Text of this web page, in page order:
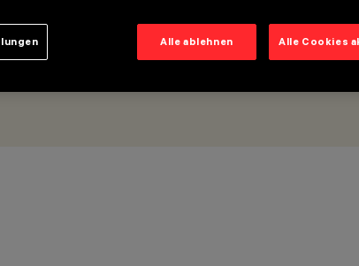
Alle ablehnen Alle Cookies